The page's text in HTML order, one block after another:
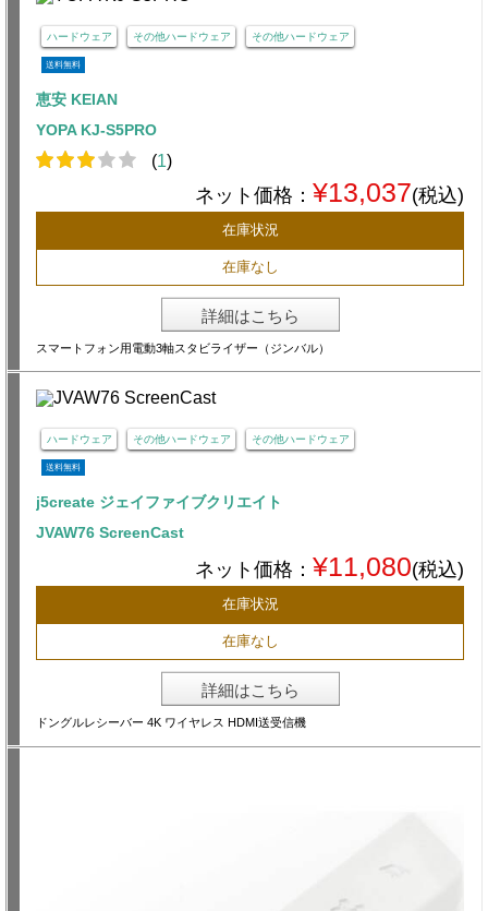
ハードウェア その他ハードウェア その他ハードウェア
送料無料
恵安 KEIAN
YOPA KJ-S5PRO
(1)
ネット価格： ¥13,037(税込)
在庫状況
在庫なし
詳細はこちら
スマートフォン用電動3軸スタビライザー（ジンバル）
ハードウェア その他ハードウェア その他ハードウェア
送料無料
j5create ジェイファイブクリエイト
JVAW76 ScreenCast
ネット価格： ¥11,080(税込)
在庫状況
在庫なし
詳細はこちら
ドングルレシーバー 4K ワイヤレス HDMI送受信機